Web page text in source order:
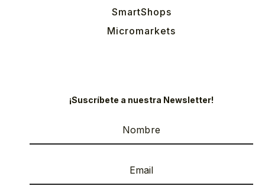
SmartShops
Micromarkets
¡Suscríbete a nuestra Newsletter!